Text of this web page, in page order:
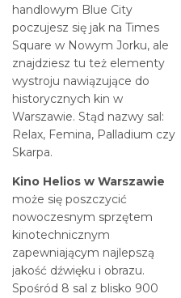
handlowym Blue City
poczujesz się jak na Times
Square w Nowym Jorku, ale
znajdziesz tu też elementy
wystroju nawiązujące do
historycznych kin w
Warszawie. Stąd nazwy sal:
Relax, Femina, Palladium czy
Skarpa.
Kino Helios w Warszawie
może się poszczycić
nowoczesnym sprzętem
kinotechnicznym
zapewniającym najlepszą
jakość dźwięku i obrazu.
Spośród 8 sal z blisko 900